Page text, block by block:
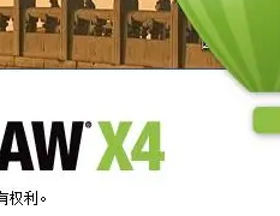
精简版
破解版 CDR破解版
色破解版
coreldraw破解